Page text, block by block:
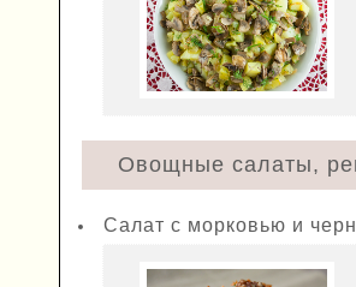
Овощные салаты,
Салат с морковью и